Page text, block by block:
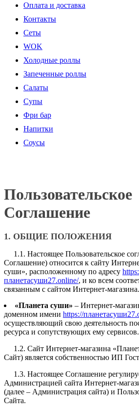
Оплата и доставка
Контакты
Cеты
WOK
Холодные роллы
Запеченные роллы
Салаты
Супы
Фри бар
Напитки
Соусы
Пользовательское
Соглашение
1. ОБЩИЕ ПОЛОЖЕНИЯ
1.1. Настоящее Пользовательское
Соглашение) относится к сайту
суши», расположенному по адресу
планетасуши27.online/, и ко всем
связанным с сайтом Интернет-магазина.
«Планета суши» – Интернет-
доменном имени https://
осуществляющий свою деятельность
ресурса и сопутствующих ему сервисов.
1.2. Сайт Интернет-магазина
Сайт) является собственностью ИП
1.3. Настоящее Соглашение
Администрацией сайта Интернет-
(далее – Администрация сайта) и
Сайта.